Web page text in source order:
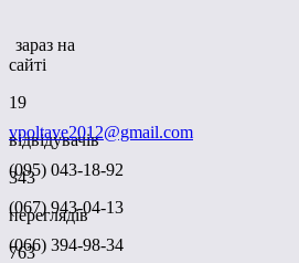
зараз на
сайті
19
відвідувачів
343
переглядів
763
vpoltave2012@gmail.com
(095) 043-18-92
(067) 943-04-13
(066) 394-98-34